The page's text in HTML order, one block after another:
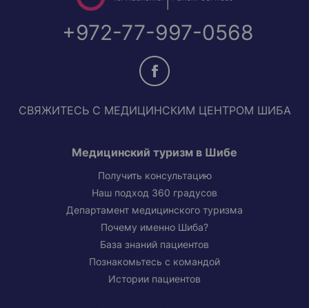
+972-77-997-0568
СВЯЖИТЕСЬ С МЕДИЦИНСКИМ ЦЕНТРОМ ШИБА
Медицинский туризм в Шибе
Получить консультацию
Наш подход 360 градусов
Департамент медицинского туризма
Почему именно Шиба?
База знаний пациентов
Познакомьтесь с командой
Истории пациентов